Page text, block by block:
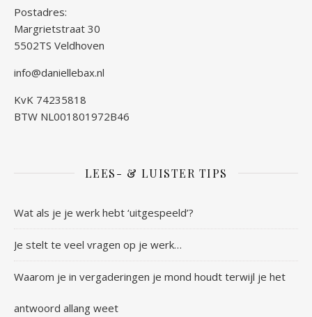
Postadres:
Margrietstraat 30
5502TS Veldhoven
info@daniellebax.nl
KvK 74235818
BTW NL001801972B46
LEES- & LUISTER TIPS
Wat als je je werk hebt ‘uitgespeeld’?
Je stelt te veel vragen op je werk…
Waarom je in vergaderingen je mond houdt terwijl je het
antwoord allang weet